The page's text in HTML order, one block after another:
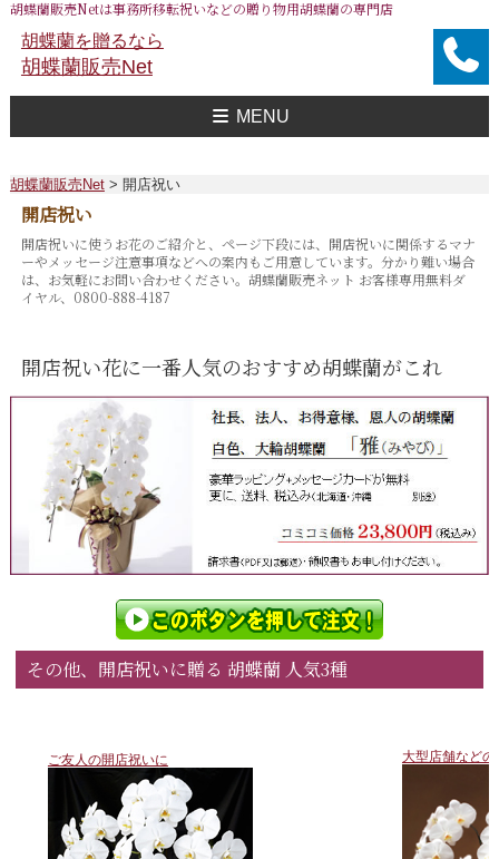
胡蝶蘭販売Netは事務所移転祝いなどの贈り物用胡蝶蘭の専門店
胡蝶蘭を贈るなら
胡蝶蘭販売Net
MENU
胡蝶蘭販売Net> 開店祝い
開店祝い
開店祝いに使うお花のご紹介と、ページ下段には、開店祝いに関係するマナ
ーやメッセージ注意事項などへの案内もご用意しています。分かり難い場合
は、お気軽にお問い合わせください。胡蝶蘭販売ネット お客様専用無料ダ
イヤル、0800-888-4187
開店祝い花に一番人気のおすすめ胡蝶蘭がこれ
その他、開店祝いに贈る 胡蝶蘭 人気3種
ご友人の開店祝いに 大型店舗など